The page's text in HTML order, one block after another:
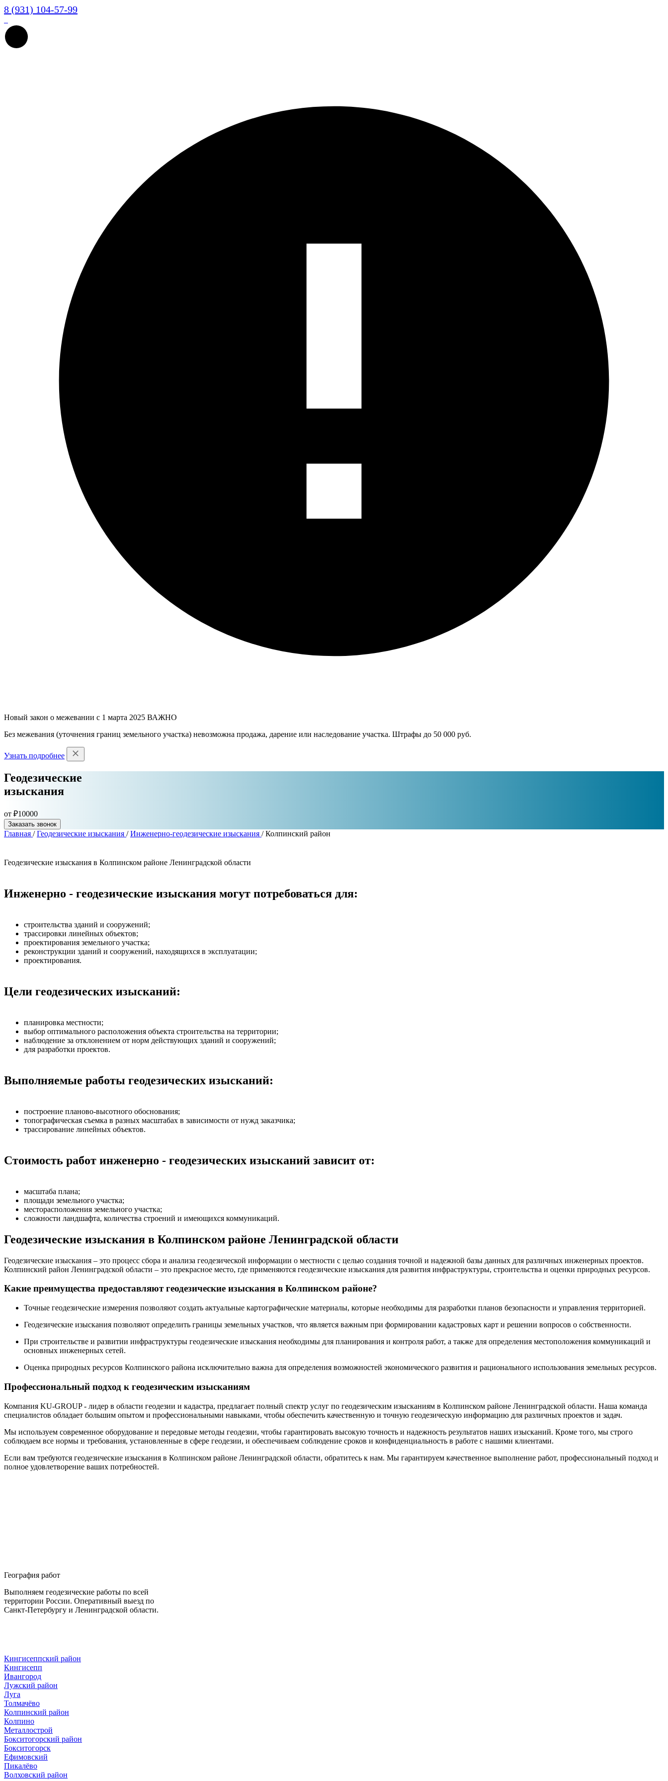
8 (931) 104-57-99
Новый закон о межевании с 1 марта 2025 ВАЖНО
Без межевания (уточнения границ земельного участка) невозможна продажа, дарение или наследование участка. Штрафы до 50 000 руб.
Узнать подробнее
Геодезические
изыскания
от ₽10000
Заказать звонок
Главная /Геодезические изыскания /Инженерно-геодезические изыскания /Колпинский район
Геодезические изыскания в Колпинском районе Ленинградской области
Инженерно - геодезические изыскания могут потребоваться для:
строительства зданий и сооружений;
трассировки линейных объектов;
проектирования земельного участка;
реконструкции зданий и сооружений, находящихся в эксплуатации;
проектирования.
Цели геодезических изысканий:
планировка местности;
выбор оптимального расположения объекта строительства на территории;
наблюдение за отклонением от норм действующих зданий и сооружений;
для разработки проектов.
Выполняемые работы геодезических изысканий:
построение планово-высотного обоснования;
топографическая съемка в разных масштабах в зависимости от нужд заказчика;
трассирование линейных объектов.
Стоимость работ инженерно - геодезических изысканий зависит от:
масштаба плана;
площади земельного участка;
месторасположения земельного участка;
сложности ландшафта, количества строений и имеющихся коммуникаций.
Геодезические изыскания в Колпинском районе Ленинградской области
Геодезические изыскания – это процесс сбора и анализа геодезической информации о местности с целью создания точной и надежной базы данных для различных инженерных проектов.
Колпинский район Ленинградской области – это прекрасное место, где применяются геодезические изыскания для развития инфраструктуры, строительства и оценки природных ресурсов.
Какие преимущества предоставляют геодезические изыскания в Колпинском районе?
Точные геодезические измерения позволяют создать актуальные картографические материалы, которые необходимы для разработки планов безопасности и управления территорией.
Геодезические изыскания позволяют определить границы земельных участков, что является важным при формировании кадастровых карт и решении вопросов о собственности.
При строительстве и развитии инфраструктуры геодезические изыскания необходимы для планирования и контроля работ, а также для определения местоположения коммуникаций и
основных инженерных сетей.
Оценка природных ресурсов Колпинского района исключительно важна для определения возможностей экономического развития и рационального использования земельных ресурсов.
Профессиональный подход к геодезическим изысканиям
Компания KU-GROUP - лидер в области геодезии и кадастра, предлагает полный спектр услуг по геодезическим изысканиям в Колпинском районе Ленинградской области. Наша команда
специалистов обладает большим опытом и профессиональными навыками, чтобы обеспечить качественную и точную геодезическую информацию для различных проектов и задач.
Мы используем современное оборудование и передовые методы геодезии, чтобы гарантировать высокую точность и надежность результатов наших изысканий. Кроме того, мы строго
соблюдаем все нормы и требования, установленные в сфере геодезии, и обеспечиваем соблюдение сроков и конфиденциальность в работе с нашими клиентами.
Если вам требуются геодезические изыскания в Колпинском районе Ленинградской области, обратитесь к нам. Мы гарантируем качественное выполнение работ, профессиональный подход и
полное удовлетворение ваших потребностей.
География работ
Выполняем геодезические работы по всей
территории России. Оперативный выезд по
Санкт-Петербургу и Ленинградской области.
Кингисеппский район
Кингисепп
Ивангород
Лужский район
Луга
Толмачёво
Колпинский район
Колпино
Металлострой
Бокситогорский район
Бокситогорск
Ефимовский
Пикалёво
Волховский район